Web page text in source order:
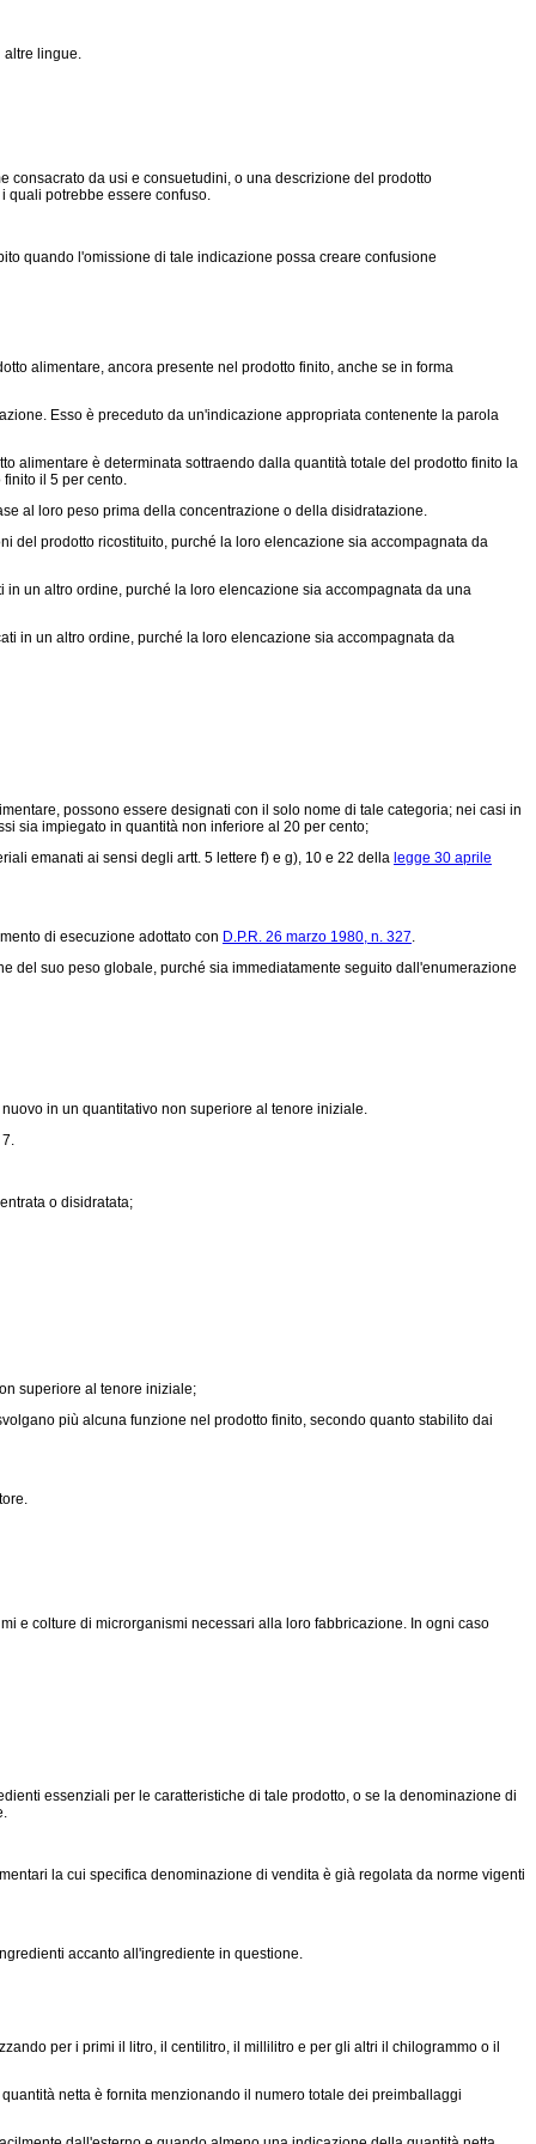
lingue.
da usi e consuetudini, o una descrizione del prodotto
quali potrebbe essere confuso.
quando l'omissione di tale indicazione possa creare confusione
alimentare, ancora presente nel prodotto finito, anche se in forma
Esso è preceduto da un'indicazione appropriata contenente la parola
è determinata sottraendo dalla quantità totale del prodotto finito la
il 5 per cento.
al loro peso prima della concentrazione o della disidratazione.
prodotto ricostituito, purché la loro elencazione sia accompagnata da
un altro ordine, purché la loro elencazione sia accompagnata da una
in un altro ordine, purché la loro elencazione sia accompagnata da
possono essere designati con il solo nome di tale categoria; nei casi in
sia impiegato in quantità non inferiore al 20 per cento;
emanati ai sensi degli artt. 5 lettere f) e g), 10 e 22 della legge 30 aprile
di esecuzione adottato con D.P.R. 26 marzo 1980, n. 327.
suo peso globale, purché sia immediatamente seguito dall'enumerazione
in un quantitativo non superiore al tenore iniziale.
o disidratata;
superiore al tenore iniziale;
più alcuna funzione nel prodotto finito, secondo quanto stabilito dai
e colture di microrganismi necessari alla loro fabbricazione. In ogni caso
essenziali per le caratteristiche di tale prodotto, o se la denominazione di
la cui specifica denominazione di vendita è già regolata da norme vigenti
accanto all'ingrediente in questione.
per i primi il litro, il centilitro, il millilitro e per gli altri il chilogrammo o il
netta è fornita menzionando il numero totale dei preimballaggi